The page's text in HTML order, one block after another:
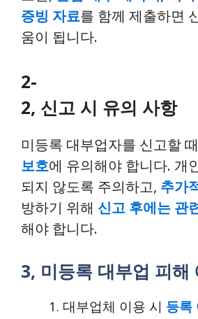
증빙 자료를 함께 제출하면
움이 됩니다.
2-
2, 신고 시 유의 사항
미등록 대부업자를 신고할
보호에 유의해야 합니다. 개
되지 않도록 주의하고, 추가
방하기 위해 신고 후에는 관
해야 합니다.
3, 미등록 대부업 피해
대부업체 이용 시 등록